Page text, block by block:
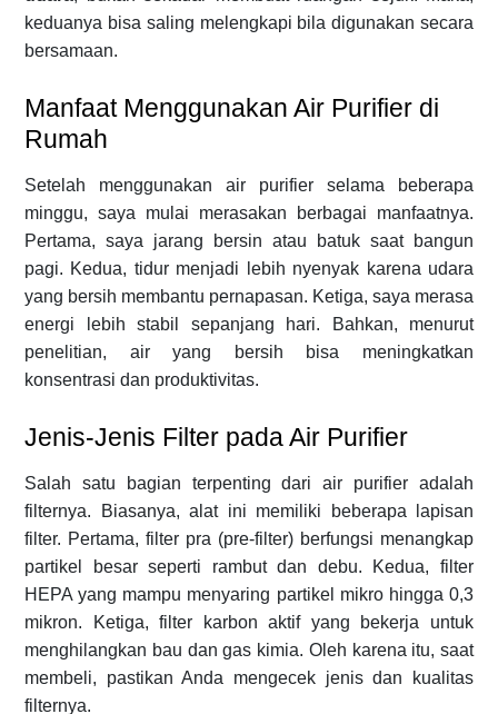
keduanya bisa saling melengkapi bila digunakan secara
bersamaan.
Manfaat Menggunakan Air Purifier di
Rumah
Setelah menggunakan air purifier selama beberapa
minggu, saya mulai merasakan berbagai manfaatnya.
Pertama, saya jarang bersin atau batuk saat bangun
pagi. Kedua, tidur menjadi lebih nyenyak karena udara
yang bersih membantu pernapasan. Ketiga, saya merasa
energi lebih stabil sepanjang hari. Bahkan, menurut
penelitian, air yang bersih bisa meningkatkan
konsentrasi dan produktivitas.
Jenis-Jenis Filter pada Air Purifier
Salah satu bagian terpenting dari air purifier adalah
filternya. Biasanya, alat ini memiliki beberapa lapisan
filter. Pertama, filter pra (pre-filter) berfungsi menangkap
partikel besar seperti rambut dan debu. Kedua, filter
HEPA yang mampu menyaring partikel mikro hingga 0,3
mikron. Ketiga, filter karbon aktif yang bekerja untuk
menghilangkan bau dan gas kimia. Oleh karena itu, saat
membeli, pastikan Anda mengecek jenis dan kualitas
filternya.